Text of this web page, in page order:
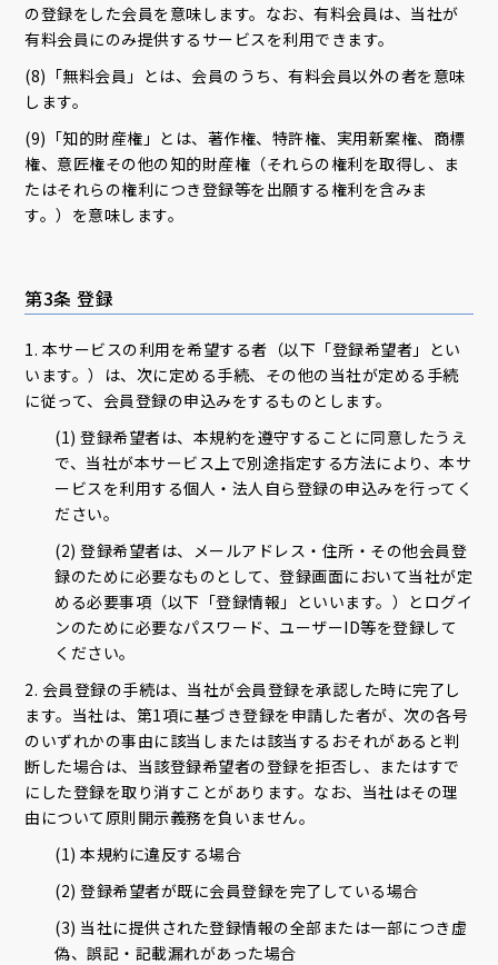
の登録をした会員を意味します。なお、有料会員は、当社が
有料会員にのみ提供するサービスを利用できます。
(8)「無料会員」とは、会員のうち、有料会員以外の者を意味
します。
(9)「知的財産権」とは、著作権、特許権、実用新案権、商標
権、意匠権その他の知的財産権（それらの権利を取得し、ま
たはそれらの権利につき登録等を出願する権利を含みま
す。）を意味します。
第3条 登録
1. 本サービスの利用を希望する者（以下「登録希望者」とい
います。）は、次に定める手続、その他の当社が定める手続
に従って、会員登録の申込みをするものとします。
(1) 登録希望者は、本規約を遵守することに同意したうえ
で、当社が本サービス上で別途指定する方法により、本サ
ービスを利用する個人・法人自ら登録の申込みを行ってく
ださい。
(2) 登録希望者は、メールアドレス・住所・その他会員登
録のために必要なものとして、登録画面において当社が定
める必要事項（以下「登録情報」といいます。）とログイ
ンのために必要なパスワード、ユーザーID等を登録して
ください。
2. 会員登録の手続は、当社が会員登録を承認した時に完了し
ます。当社は、第1項に基づき登録を申請した者が、次の各号
のいずれかの事由に該当しまたは該当するおそれがあると判
断した場合は、当該登録希望者の登録を拒否し、またはすで
にした登録を取り消すことがあります。なお、当社はその理
由について原則開示義務を負いません。
(1) 本規約に違反する場合
(2) 登録希望者が既に会員登録を完了している場合
(3) 当社に提供された登録情報の全部または一部につき虚
偽、誤記・記載漏れがあった場合